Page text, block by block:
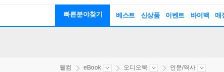
빠른분야찾기 베스트 신상품 이벤트 바이백 매
웰컴 eBook 오디오북 인문/역사